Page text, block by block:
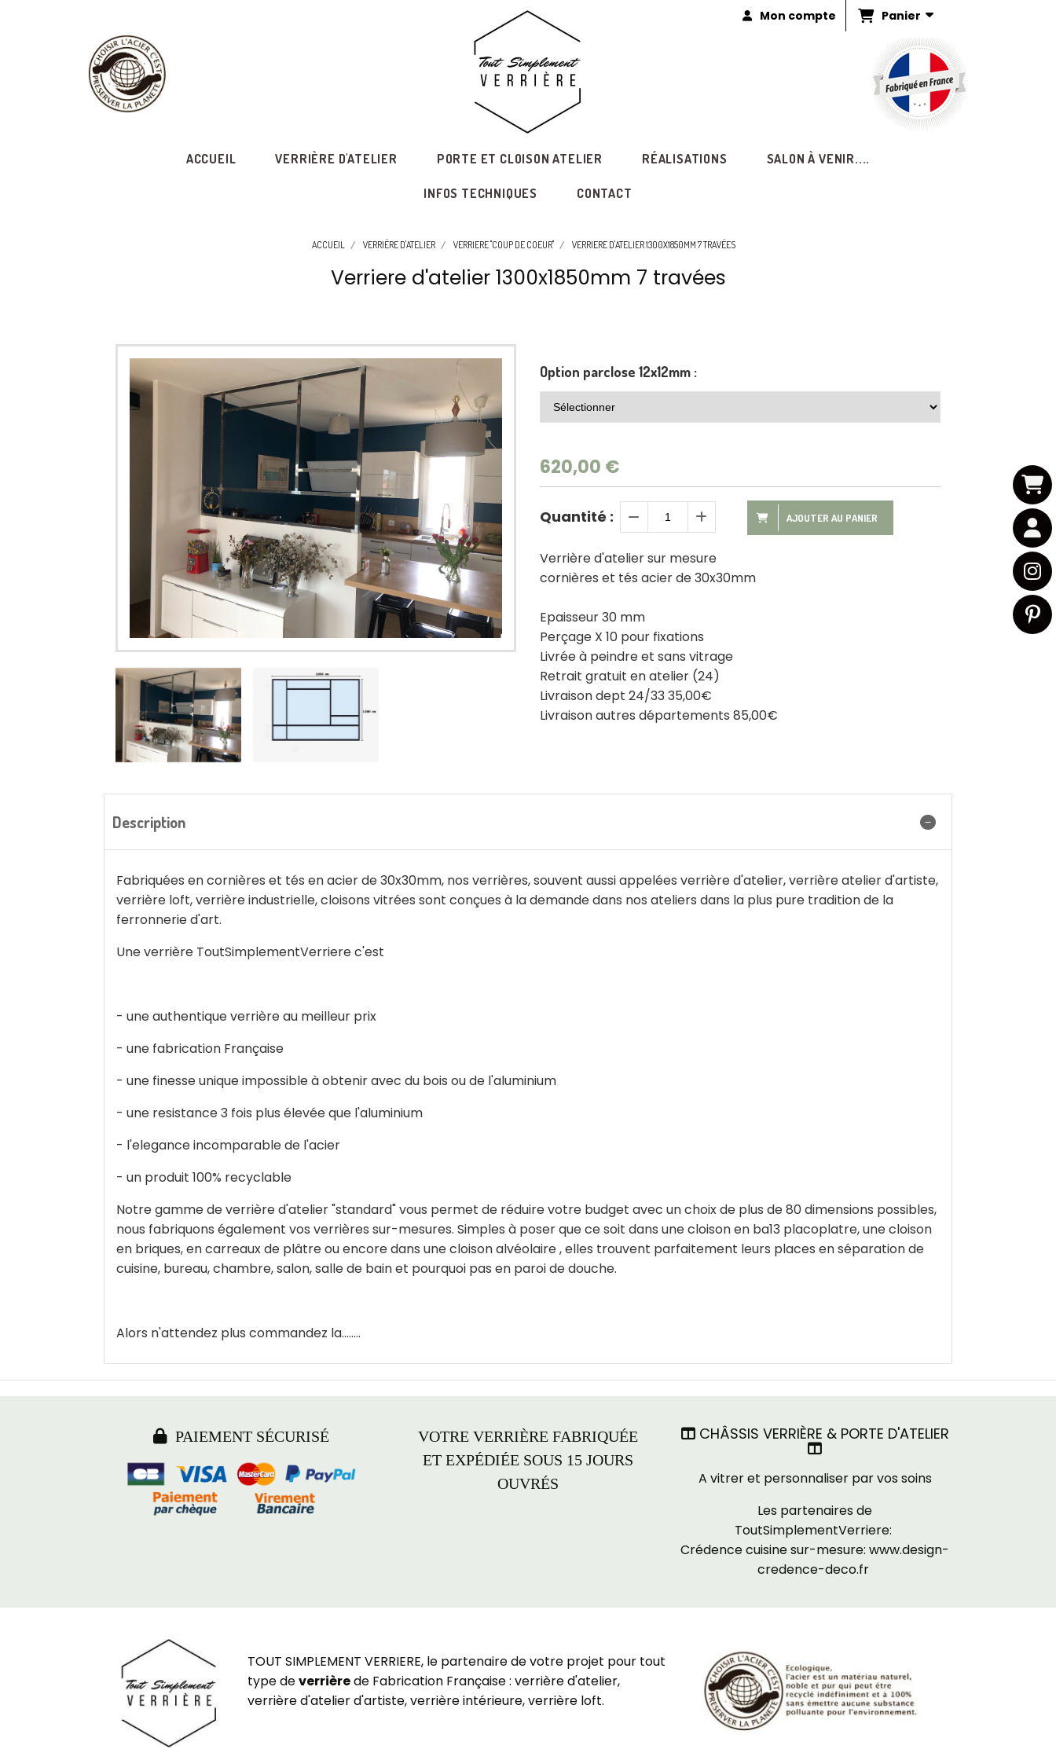
Mon compte Panier
ACCUEIL VERRIÈRE D'ATELIER PORTE ET CLOISON ATELIER RÉALISATIONS SALON À VENIR....
INFOS TECHNIQUES CONTACT
ACCUEIL VERRIÈRE D'ATELIER VERRIERE "COUP DE COEUR" VERRIERE D'ATELIER 1300X1850MM 7 TRAVÉES
Verriere d'atelier 1300x1850mm 7 travées
Option parclose 12x12mm :
620,00 €
Quantité : AJOUTER AU PANIER
Verrière d'atelier sur mesure
cornières et tés acier de 30x30mm
Epaisseur 30 mm
Perçage X 10 pour fixations
Livrée à peindre et sans vitrage
Retrait gratuit en atelier (24)
Livraison dept 24/33 35,00€
Livraison autres départements 85,00€
Description
Fabriquées en cornières et tés en acier de 30x30mm, nos verrières, souvent aussi appelées verrière d'atelier, verrière atelier d'artiste,
verrière loft, verrière industrielle, cloisons vitrées sont conçues à la demande dans nos ateliers dans la plus pure tradition de la
ferronnerie d'art.
Une verrière ToutSimplementVerriere c'est
- une authentique verrière au meilleur prix
- une fabrication Française
- une finesse unique impossible à obtenir avec du bois ou de l'aluminium
- une resistance 3 fois plus élevée que l'aluminium
- l'elegance incomparable de l'acier
- un produit 100% recyclable
Notre gamme de verrière d'atelier "standard" vous permet de réduire votre budget avec un choix de plus de 80 dimensions possibles,
nous fabriquons également vos verrières sur-mesures. Simples à poser que ce soit dans une cloison en ba13 placoplatre, une cloison
en briques, en carreaux de plâtre ou encore dans une cloison alvéolaire , elles trouvent parfaitement leurs places en séparation de
cuisine, bureau, chambre, salon, salle de bain et pourquoi pas en paroi de douche.
Alors n'attendez plus commandez la........
 PAIEMENT SÉCURISÉ
VOTRE VERRIÈRE FABRIQUÉE
ET EXPÉDIÉE SOUS 15 JOURS
OUVRÉS
CHÂSSIS VERRIÈRE & PORTE D'ATELIER

A vitrer et personnaliser par vos soins
Les partenaires de
ToutSimplementVerriere:
Crédence cuisine sur-mesure:www.design-
credence-deco.fr
TOUT SIMPLEMENT VERRIERE, le partenaire de votre projet pour tout
type deverrièrede Fabrication Française : verrière d'atelier,
verrière d'atelier d'artiste, verrière intérieure, verrière loft.